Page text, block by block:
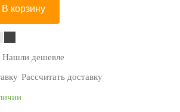
В корзину
Нашли дешевле
Рассчитать доставку